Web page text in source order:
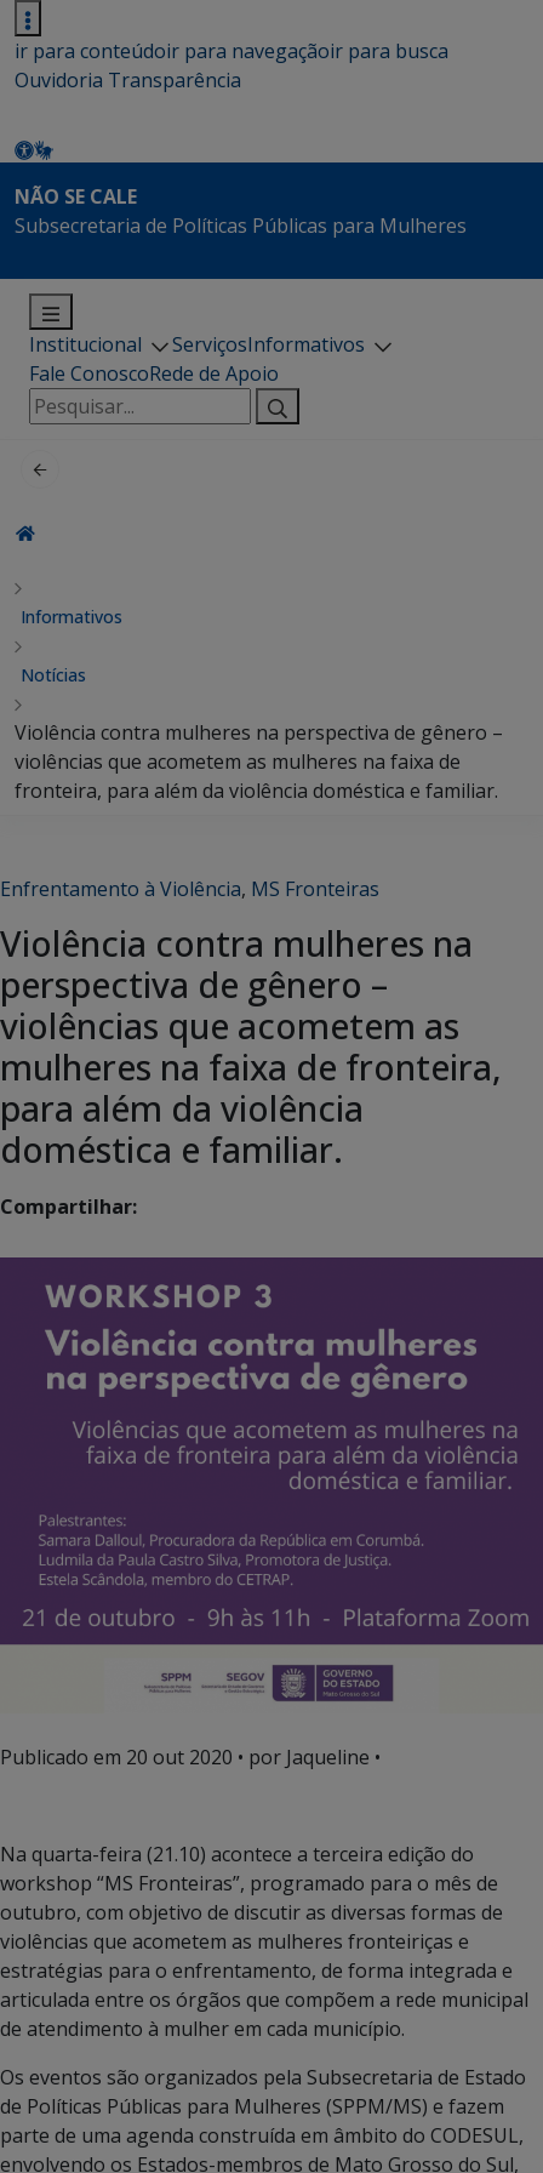
ir para conteúdoir para navegaçãoir para busca
Ouvidoria Transparência
NÃO SE CALE
Subsecretaria de Políticas Públicas para Mulheres
Institucional ServiçosInformativos
Fale ConoscoRede de Apoio
Pesquisar
por:
Informativos
Notícias
Violência contra mulheres na perspectiva de gênero –
violências que acometem as mulheres na faixa de
fronteira, para além da violência doméstica e familiar.
Enfrentamento à Violência, MS Fronteiras
Violência contra mulheres na
perspectiva de gênero –
violências que acometem as
mulheres na faixa de fronteira,
para além da violência
doméstica e familiar.
Compartilhar:
Publicado em 20 out 2020 • por Jaqueline •
Na quarta-feira (21.10) acontece a terceira edição do
workshop “MS Fronteiras”, programado para o mês de
outubro, com objetivo de discutir as diversas formas de
violências que acometem as mulheres fronteiriças e
estratégias para o enfrentamento, de forma integrada e
articulada entre os órgãos que compõem a rede municipal
de atendimento à mulher em cada município.
Os eventos são organizados pela Subsecretaria de Estado
de Políticas Públicas para Mulheres (SPPM/MS) e fazem
parte de uma agenda construída em âmbito do CODESUL,
envolvendo os Estados-membros de Mato Grosso do Sul,